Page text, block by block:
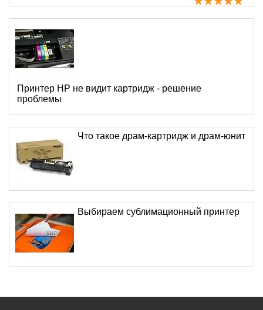
Принтер HP не видит картридж - решение
проблемы
Что такое драм-картридж и драм-юнит
Выбираем сублимационный принтер